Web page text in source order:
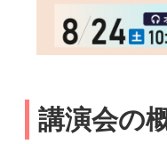
講演会の